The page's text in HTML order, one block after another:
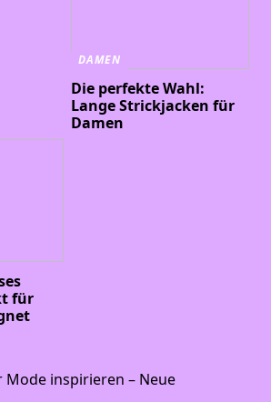
DAMEN
Die perfekte Wahl:
Lange Strickjacken für
Damen
für
Mode inspirieren – Neue